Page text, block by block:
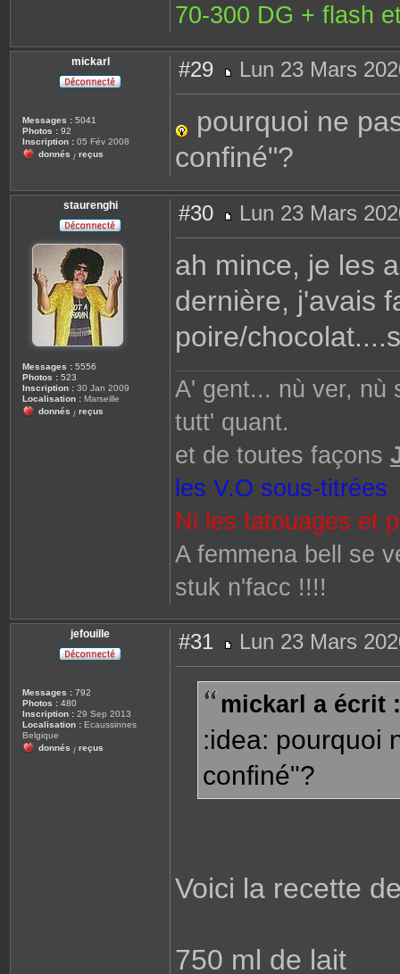
70-300 DG + flash
mickarl
Messages : 5041
Photos : 92
Inscription : 05 Fév 2008
donnés / reçus
#29
e
e
Lun 23 Mars
pourquoi ne
confiné"?
staurenghi
Messages : 5556
Photos : 523
Inscription : 30 Jan 2009
Localisation : Marseille
donnés / reçus
#30
e
e
Lun 23 Mars
ah mince, je les
dernière, j'avais
poire/
A' gent... nù ver, nù
tutt' quant.
et de toutes façons
les V.O sous-titrées
Ni les tatouages et
A femmena bell se
stuk n'facc !!!!
jefouille
Messages : 792
Photos : 480
Inscription : 29 Sep 2013
Localisation : Ecaussinnes
Belgique
donnés / reçus
#31
e
Lun 23 Mars
mickarl a écrit :
:idea: pourquoi
confiné"?
Voici la recette
750 ml de lait